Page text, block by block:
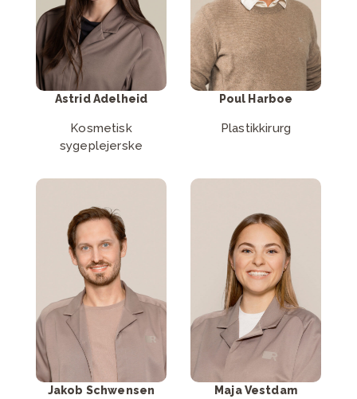
Læs mere
Astrid Adelheid
Kosmetisk
sygeplejerske
Læs mere
Poul Harboe
Plastikkirurg
Læs mere om
Jakob
Schwensen
Jakob Schwensen
Skriv til Maja
Vestdam
Send mail
Maja Vestdam